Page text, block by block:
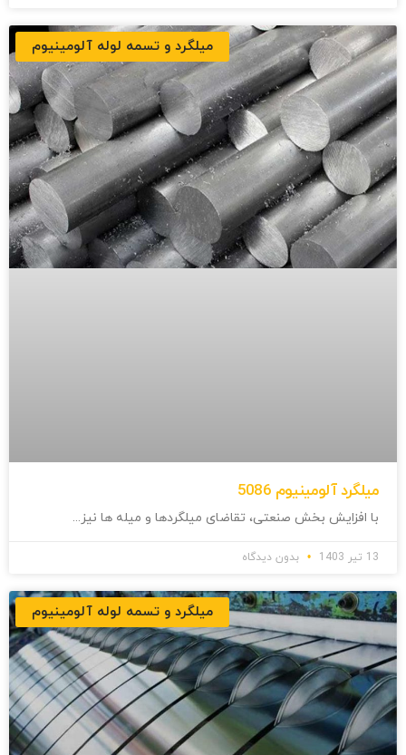
میلگرد و تسمه لوله آلومینیوم
میلگرد آلومینیوم 5086
با افزایش بخش صنعتی، تقاضای میلگردها و میله ها نیز
13 تیر 1403 بدون دیدگاه
میلگرد و تسمه لوله آلومینیوم